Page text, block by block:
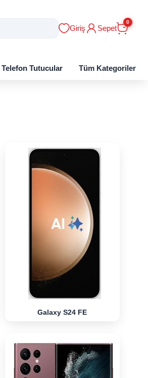
Giriş Sepet
0
Telefon Tutucular Tüm Kategoriler
Galaxy S24 FE